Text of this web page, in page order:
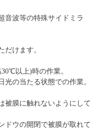
音波等の特殊サイドミラ
だけます。
以上)時の作業。
光の当たる状態での作業。
被膜に触れないようにして
ドウの開閉で被膜が取れて